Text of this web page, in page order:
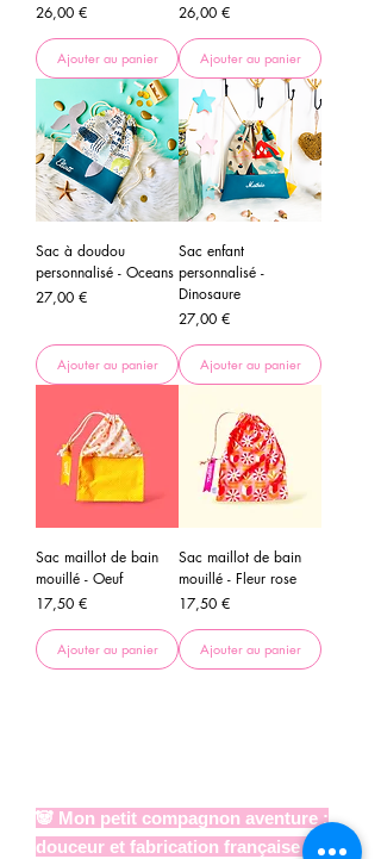
Prix
26,00 €
Ajouter au panier
Prix
26,00 €
Ajouter au panier
Sac à doudou
personnalisé - Oceans
Prix
27,00 €
Ajouter au panier
Sac enfant
personnalisé -
Dinosaure
Prix
27,00 €
Ajouter au panier
Sac maillot de bain
mouillé - Oeuf
Prix
17,50 €
Ajouter au panier
Sac maillot de bain
mouillé - Fleur rose
Prix
17,50 €
Ajouter au panier
🐼 Mon petit compagnon aventure :
douceur et fabrication française !